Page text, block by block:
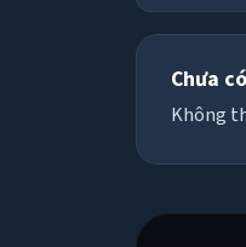
Chưa
Không